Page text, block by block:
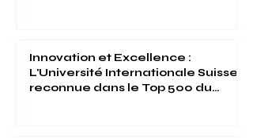
Innovation et Excellence :
L'Université Internationale Suisse
reconnue dans le Top 500 du